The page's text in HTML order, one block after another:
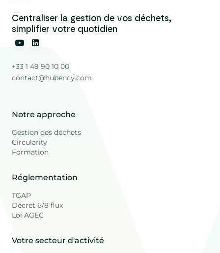
Centraliser la gestion de vos déchets,
simplifier votre quotidien
+33 1 49 90 10 00
contact@hubency.com
Notre approche
Gestion des déchets
Circularity
Formation
Réglementation
TGAP
Décret 6/8 flux
Loi AGEC
Votre secteur d'activité